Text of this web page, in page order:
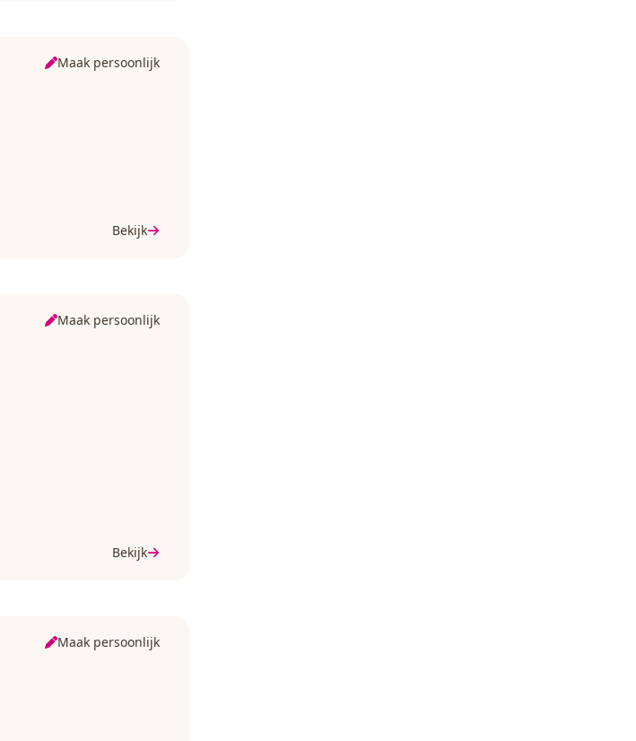
Maak persoonlijk
Bekijk
Maak persoonlijk
Bekijk
Maak persoonlijk